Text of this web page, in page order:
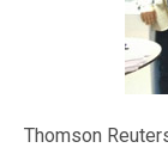
Thomson